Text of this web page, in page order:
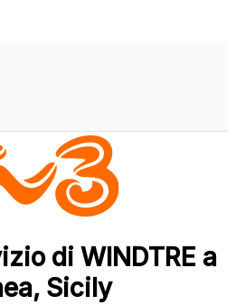
di WINDTRE a
Sicily